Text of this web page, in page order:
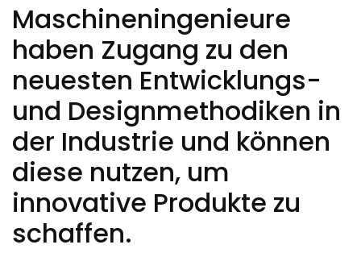
Maschineningenieure
haben Zugang zu den
neuesten Entwicklungs-
und Designmethodiken in
der Industrie und können
diese nutzen, um
innovative Produkte zu
schaffen.